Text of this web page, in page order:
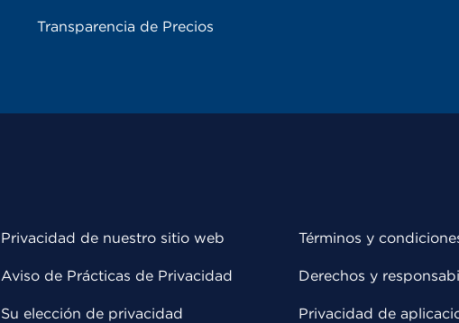
Transparencia de Precios
Privacidad de nuestro sitio web
Aviso de Prácticas de Privacidad
Su elección de privacidad
Términos y
Derechos y
Privacidad de